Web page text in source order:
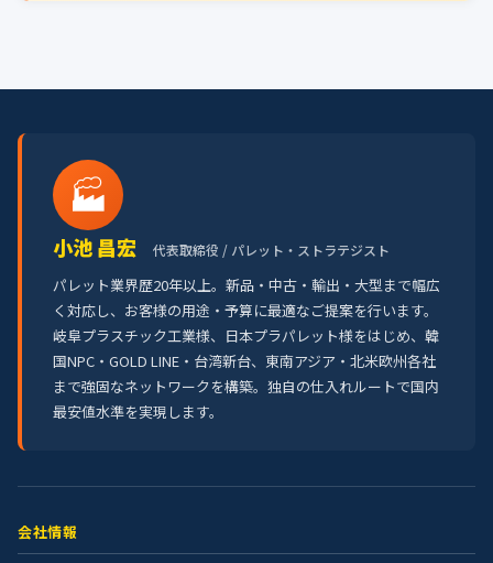
🏭
小池 昌宏 代表取締役 / パレット・ストラテジスト
パレット業界歴20年以上。新品・中古・輸出・大型まで幅広
く対応し、お客様の用途・予算に最適なご提案を行います。
岐阜プラスチック工業様、日本プラパレット様をはじめ、韓
国NPC・GOLD LINE・台湾新台、東南アジア・北米欧州各社
まで強固なネットワークを構築。独自の仕入れルートで国内
最安値水準を実現します。
会社情報